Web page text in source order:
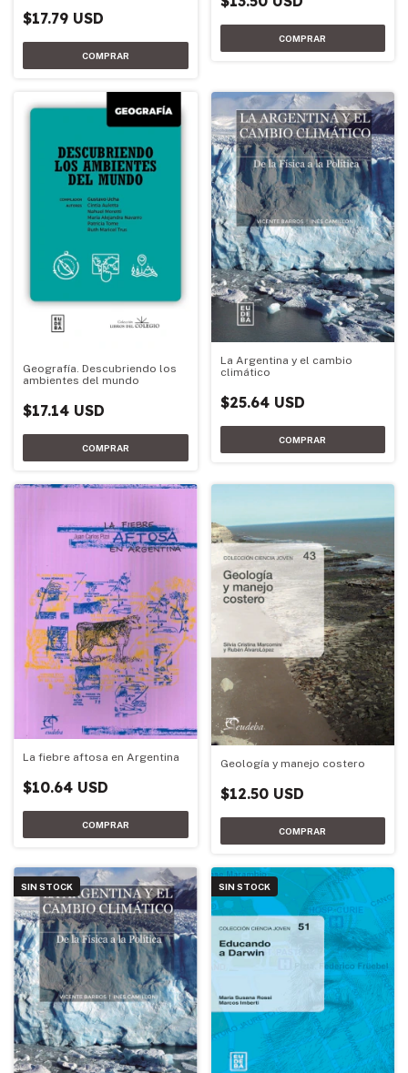
$17.79 USD
Geografía. Descubriendo los
ambientes del mundo
$17.14 USD
La Argentina y el cambio
climático
$25.64 USD
La fiebre aftosa en Argentina
$10.64 USD
Geología y manejo costero
$12.50 USD
SIN STOCK SIN STOCK